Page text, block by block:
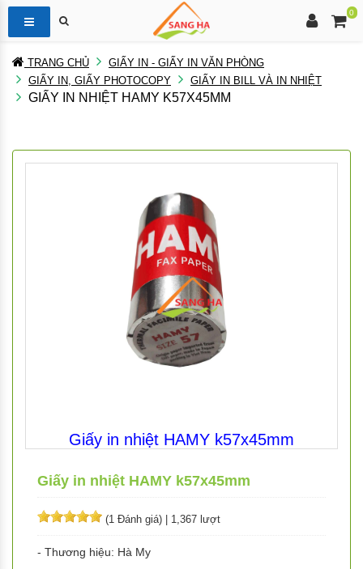
0
TRANG CHỦ
GIẤY IN - GIẤY IN VĂN PHÒNG
GIẤY IN, GIẤY PHOTOCOPY
GIẤY IN BILL VÀ IN NHIỆT
GIẤY IN NHIỆT HAMY K57X45MM
Giấy in nhiệt HAMY k57x45mm
Giấy in nhiệt HAMY k57x45mm
(1 Đánh giá) 1,367 lượt
- Thương hiệu: Hà My